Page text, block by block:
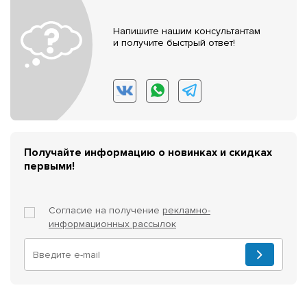
Напишите нашим консультантам
и получите быстрый ответ!
Получайте информацию о новинках и скидках
первыми!
Согласие на получение рекламно-
информационных рассылок